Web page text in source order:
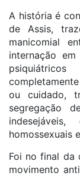
A história é
de Assis,
manicomial
internação
ou cuidado,
segregação
homossexuais
Foi no final da
movimento